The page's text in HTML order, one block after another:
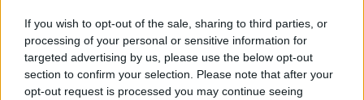
If you wish to opt-out of the sale, sharing to third parties, or
processing of your personal or sensitive information for
targeted advertising by us, please use the below opt-out
section to confirm your selection. Please note that after your
opt-out request is processed you may continue seeing